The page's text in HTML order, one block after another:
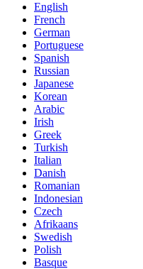
English
French
German
Portuguese
Spanish
Russian
Japanese
Korean
Arabic
Irish
Greek
Turkish
Italian
Danish
Romanian
Indonesian
Czech
Afrikaans
Swedish
Polish
Basque